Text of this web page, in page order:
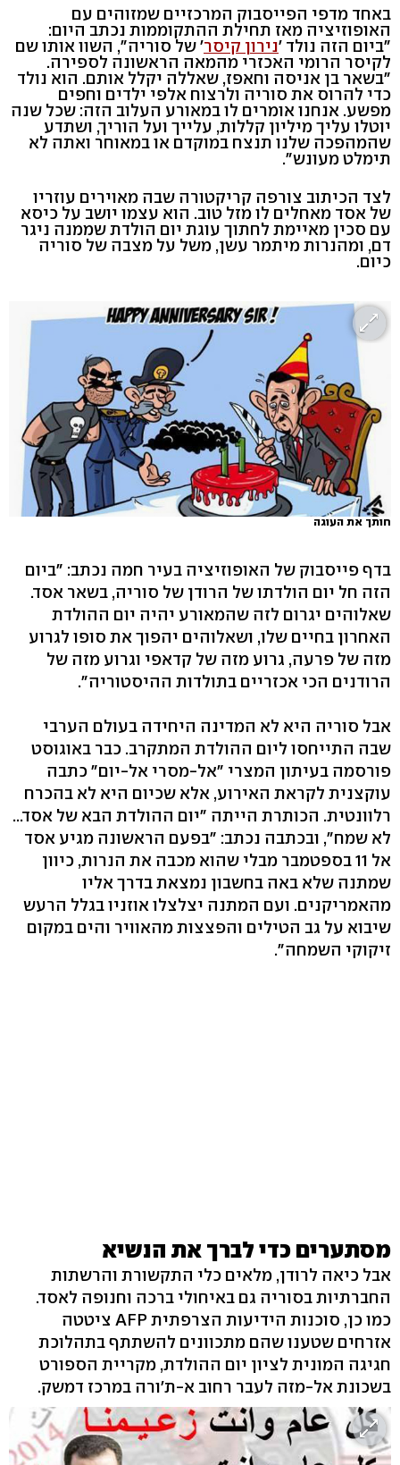
באחד מדפי הפייסבוק המרכזיים שמזוהים עם
האופוזיציה מאז תחילת ההתקוממות נכתב היום:
"ביום הזה נולד 'נירון קיסר' של סוריה", השוו אותו שם
לקיסר הרומי האכזרי מהמאה הראשונה לספירה.
"בשאר בן אניסה וחאפז, שאללה יקלל אותם. הוא נולד
כדי להרוס את סוריה ולרצוח אלפי ילדים וחפים
מפשע. אנחנו אומרים לו במאורע העלוב הזה: שכל שנה
יוטלו עליך מיליון קללות, עלייך ועל הוריך, ושתדע
שהמהפכה שלנו תנצח במוקדם או במאוחר ואתה לא
תימלט מעונש".
לצד הכיתוב צורפה קריקטורה שבה מאוירים עוזריו
של אסד מאחלים לו מזל טוב. הוא עצמו יושב על כיסא
עם סכין מאיימת לחתוך עוגת יום הולדת שממנה ניגר
דם, ומהנרות מיתמר עשן, משל על מצבה של סוריה
כיום.
חותך את העוגה
בדף פייסבוק של האופוזיציה בעיר חמה נכתב: "ביום
הזה חל יום הולדתו של הרודן של סוריה, בשאר אסד.
שאלוהים יגרום לזה שהמאורע יהיה יום ההולדת
האחרון בחיים שלו, ושאלוהים יהפוך את סופו לגרוע
מזה של פרעה, גרוע מזה של קדאפי וגרוע מזה של
הרודנים הכי אכזריים בתולדות ההיסטוריה".
אבל סוריה היא לא המדינה היחידה בעולם הערבי
שבה התייחסו ליום ההולדת המתקרב. כבר באוגוסט
פורסמה בעיתון המצרי "אל-מסרי אל-יום" כתבה
עוקצנית לקראת האירוע, אלא שכיום היא לא בהכרח
רלוונטית. הכותרת הייתה "יום ההולדת הבא של אסד...
לא שמח", ובכתבה נכתב: "בפעם הראשונה מגיע אסד
אל 11 בספטמבר מבלי שהוא מכבה את הנרות, כיוון
שמתנה שלא באה בחשבון נמצאת בדרך אליו
מהאמריקנים. ועם המתנה יצלצלו אוזניו בגלל הרעש
שיבוא על גב הטילים והפצצות מהאוויר והים במקום
זיקוקי השמחה".
מסתערים כדי לברך את הנשיא
אבל כיאה לרודן, מלאים כלי התקשורת והרשתות
החברתיות בסוריה גם באיחולי ברכה וחנופה לאסד.
כמו כן, סוכנות הידיעות הצרפתית AFP ציטטה
אזרחים שטענו שהם מתכוונים להשתתף בתהלוכת
חגיגה המונית לציון יום ההולדת, מקריית הספורט
בשכונת אל-מזה לעבר רחוב א-ת'ורה במרכז דמשק.